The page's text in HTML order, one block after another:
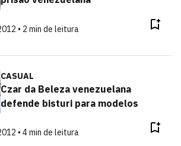
• 2 min de leitura
CASUAL
Czar da Beleza venezuelana
defende bisturi para modelos
• 4 min de leitura